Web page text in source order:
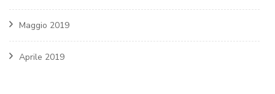
Maggio 2019
Aprile 2019